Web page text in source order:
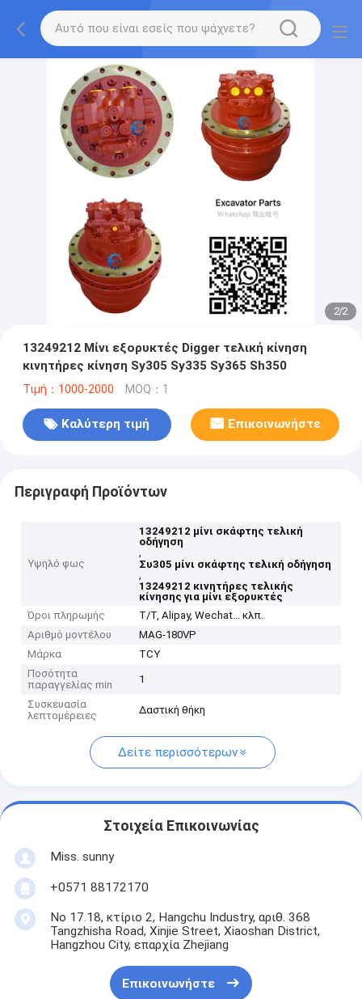
2/2
13249212 Μίνι εξορυκτές Digger τελική κίνηση
κινητήρες κίνηση Sy305 Sy335 Sy365 Sh350
Τιμή：1000-2000 MOQ：1
Καλύτερη τιμή Επικοινωνήστε
Περιγραφή Προϊόντων
Υψηλό φως
13249212 μίνι σκάφτης τελική
οδήγηση
,
Συ305 μίνι σκάφτης τελική οδήγηση
,
13249212 κινητήρες τελικής
κίνησης για μίνι εξορυκτές
Όροι πληρωμής
T/T, Alipay, Wechat... κλπ.
Αριθμό μοντέλου
MAG-180VP
Μάρκα
TCY
Ποσότητα
παραγγελίας min
1
Συσκευασία
λεπτομέρειες
Δαστική θήκη
Δείτε περισσότερων
Στοιχεία Επικοινωνίας
Miss. sunny
+0571 88172170
Νο 17.18, κτίριο 2, Hangchu Industry, αριθ. 368
Tangzhisha Road, Xinjie Street, Xiaoshan District,
Hangzhou City, επαρχία Zhejiang
Επικοινωνήστε